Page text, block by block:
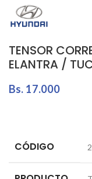
TENSOR
ELANTRA /
Bs. 17.000
CÓDIGO